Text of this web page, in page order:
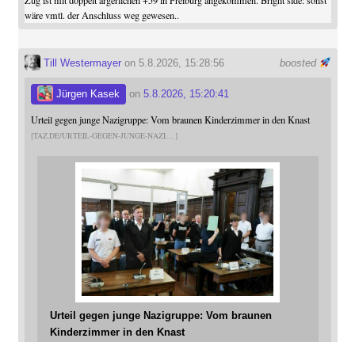
wäre vmtl. der Anschluss weg gewesen..
boosted
Till Westermayeron 5.8.2026, 15:28:56
Jürgen Kasek on 5.8.2026, 15:20:41
Urteil gegen junge Nazigruppe: Vom braunen Kinderzimmer in den Knast
TAZ.DE/URTEIL-GEGEN-JUNGE-NAZI
Urteil gegen junge Nazigruppe: Vom braunen
Kinderzimmer in den Knast